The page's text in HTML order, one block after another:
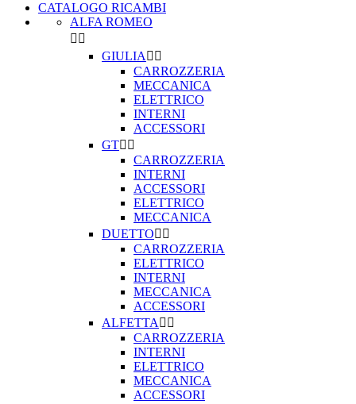
CATALOGO RICAMBI
ALFA ROMEO
 
GIULIA  
CARROZZERIA
MECCANICA
ELETTRICO
INTERNI
ACCESSORI
GT 
CARROZZERIA
INTERNI
ACCESSORI
ELETTRICO
MECCANICA
DUETTO 
CARROZZERIA
ELETTRICO
INTERNI
MECCANICA
ACCESSORI
ALFETTA  
CARROZZERIA
INTERNI
ELETTRICO
MECCANICA
ACCESSORI